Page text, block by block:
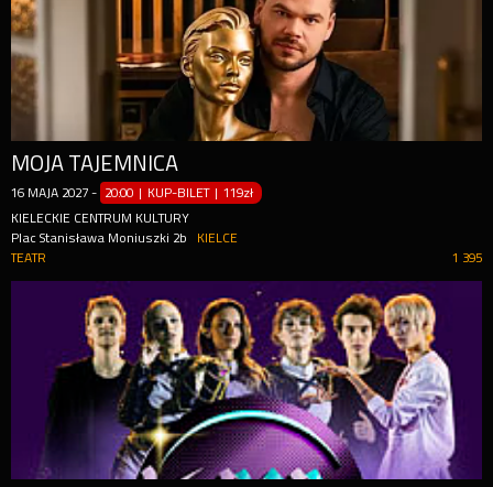
MOJA TAJEMNICA
16 MAJA 2027 - 20:00 | KUP-BILET |119zł
KIELECKIE CENTRUM KULTURY
Plac Stanisława Moniuszki 2b
KIELCE
1 395
TEATR